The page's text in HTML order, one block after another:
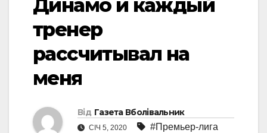
Динамо и каждый
тренер
рассчитывал на
меня
Від Газета Вболівальник
СІЧ 5, 2020 #Премьер-лига